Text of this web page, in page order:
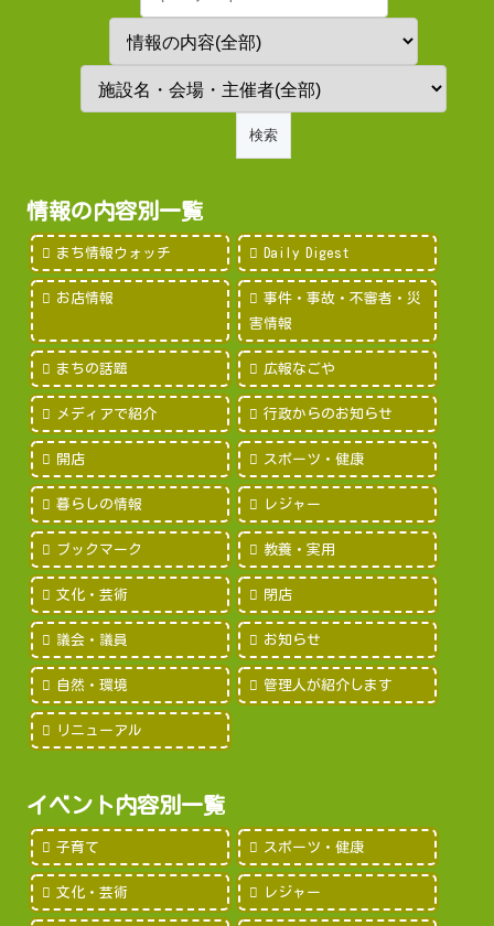
情報の内容別一覧
まち情報ウォッチ Daily Digest
お店情報
事件・事故・不審者・災
害情報
まちの話題 広報なごや
メディアで紹介 行政からのお知らせ
開店 スポーツ・健康
暮らしの情報 レジャー
ブックマーク 教養・実用
文化・芸術 閉店
議会・議員 お知らせ
自然・環境 管理人が紹介します
リニューアル
イベント内容別一覧
子育て スポーツ・健康
文化・芸術 レジャー